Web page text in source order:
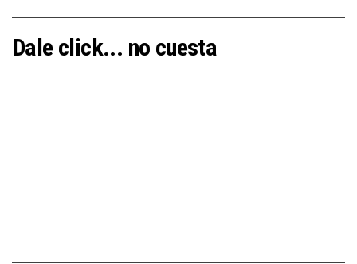
Dale click... no cuesta